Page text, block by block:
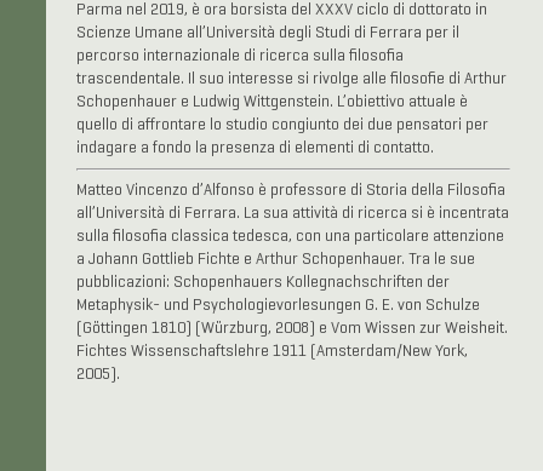
Parma nel 2019, è ora borsista del XXXV ciclo di dottorato in
Scienze Umane all’Università degli Studi di Ferrara per il
percorso internazionale di ricerca sulla filosofia
trascendentale. Il suo interesse si rivolge alle filosofie di Arthur
Schopenhauer e Ludwig Wittgenstein. L’obiettivo attuale è
quello di affrontare lo studio congiunto dei due pensatori per
indagare a fondo la presenza di elementi di contatto.
Matteo Vincenzo d’Alfonso è professore di Storia della Filosofia
all’Università di Ferrara. La sua attività di ricerca si è incentrata
sulla filosofia classica tedesca, con una particolare attenzione
a Johann Gottlieb Fichte e Arthur Schopenhauer. Tra le sue
pubblicazioni: Schopenhauers Kollegnachschriften der
Metaphysik- und Psychologievorlesungen G. E. von Schulze
(Göttingen 1810) (Würzburg, 2008) e Vom Wissen zur Weisheit.
Fichtes Wissenschaftslehre 1911 (Amsterdam/New York,
2005).